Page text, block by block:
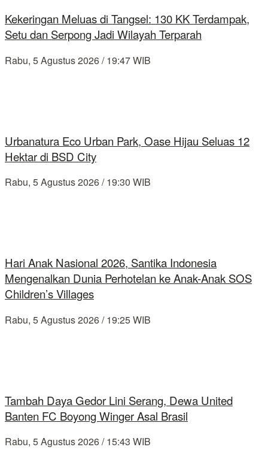
Kekeringan Meluas di Tangsel: 130 KK Terdampak,
Setu dan Serpong Jadi Wilayah Terparah
Rabu, 5 Agustus 2026 / 19:47 WIB
Urbanatura Eco Urban Park, Oase Hijau Seluas 12
Hektar di BSD City
Rabu, 5 Agustus 2026 / 19:30 WIB
Hari Anak Nasional 2026, Santika Indonesia
Mengenalkan Dunia Perhotelan ke Anak-Anak SOS
Children’s Villages
Rabu, 5 Agustus 2026 / 19:25 WIB
Tambah Daya Gedor Lini Serang, Dewa United
Banten FC Boyong Winger Asal Brasil
Rabu, 5 Agustus 2026 / 15:43 WIB